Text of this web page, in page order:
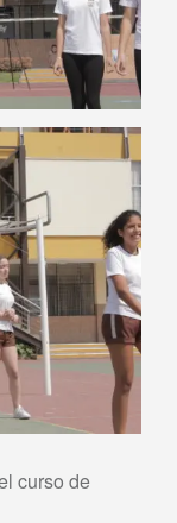
curso de